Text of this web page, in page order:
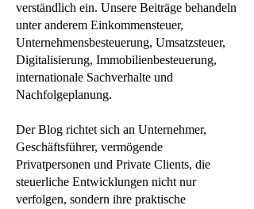
verständlich ein. Unsere Beiträge behandeln
unter anderem Einkommensteuer,
Unternehmensbesteuerung, Umsatzsteuer,
Digitalisierung, Immobilienbesteuerung,
internationale Sachverhalte und
Nachfolgeplanung.
Der Blog richtet sich an Unternehmer,
Geschäftsführer, vermögende
Privatpersonen und Private Clients, die
steuerliche Entwicklungen nicht nur
verfolgen, sondern ihre praktische